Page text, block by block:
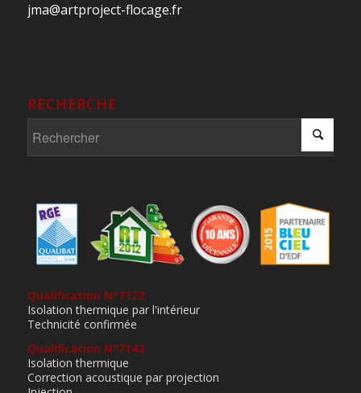
jma@artproject-flocage.fr
RECHERCHE
Qualification N°7122
Isolation thermique par l'intérieur
Technicité confirmée
Qualification N°7142
Isolation thermique
Correction acoustique par projection